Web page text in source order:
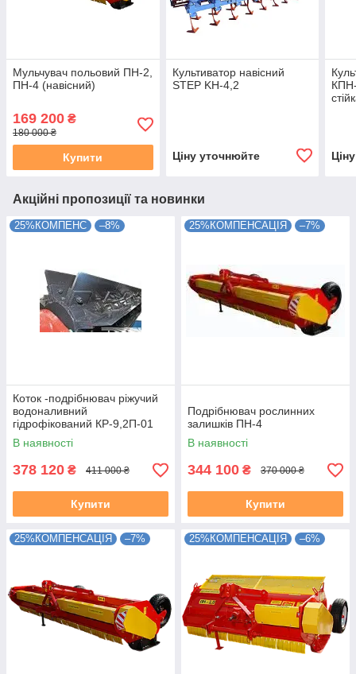
Мульчувач польовий ПН-2,
ПН-4 (навісний)
169 200 ₴
180 000 ₴
Купити
Культиватор навісний
STEP KH-4,2
Ціну уточнюйте
Акційні пропозиції та новинки
25%КОМПЕНС –8%
Коток -подрібнювач ріжучий
водоналивний
гідрофікований КР-9,2П-01
В наявності
378 120 ₴ 411 000 ₴
Купити
25%КОМПЕНСАЦІЯ –7%
Подрібнювач рослинних
залишків ПН-4
В наявності
344 100 ₴ 370 000 ₴
Купити
25%КОМПЕНСАЦІЯ –7% 25%КОМПЕНСАЦІЯ –6%